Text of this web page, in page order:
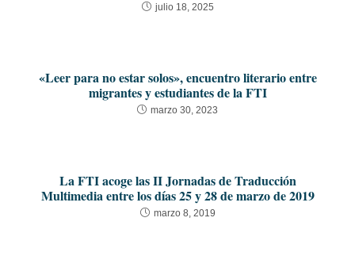
julio 18, 2025
«Leer para no estar solos», encuentro literario entre
migrantes y estudiantes de la FTI
marzo 30, 2023
La FTI acoge las II Jornadas de Traducción
Multimedia entre los días 25 y 28 de marzo de 2019
marzo 8, 2019